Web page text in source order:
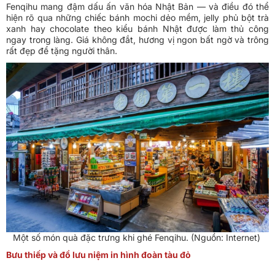
Fenqihu mang đậm dấu ấn văn hóa Nhật Bản — và điều đó thể
hiện rõ qua những chiếc bánh mochi dẻo mềm, jelly phủ bột trà
xanh hay chocolate theo kiểu bánh Nhật được làm thủ công
ngay trong làng. Giá không đắt, hương vị ngon bất ngờ và trông
rất đẹp để tặng người thân.
Một số món quà đặc trưng khi ghé Fenqihu. (Nguồn: Internet)
Bưu thiếp và đồ lưu niệm in hình đoàn tàu đỏ